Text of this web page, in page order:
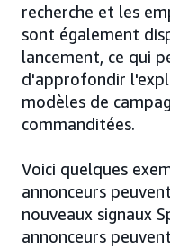
recherche et les
sont également
lancement, ce qui
d'approfondir
modèles de
commanditées.
Voici quelques
annonceurs
nouveaux signaux
annonceurs